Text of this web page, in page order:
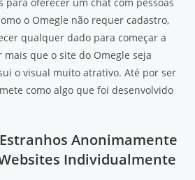
o Omegle não requer cadastro,
qualquer dado para começar a
que o site do Omegle seja
o visual muito atrativo. Até por ser
como algo que foi desenvolvido
Anonimamente
Individualmente